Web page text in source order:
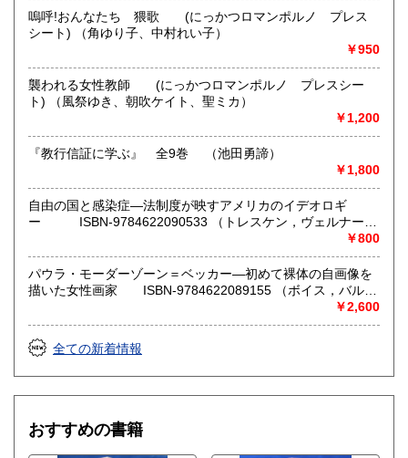
取り扱い分野
歴史、社会科学、美術工芸、趣味、サブカルチャー
嗚呼!おんなたち 猥歌 (にっかつロマンポルノ プレス
シート) （角ゆり子、中村れい子）
￥950
襲われる女性教師 (にっかつロマンポルノ プレスシー
ト) （風祭ゆき、朝吹ケイト、聖ミカ）
￥1,200
『教行信証に学ぶ』 全9巻 （池田勇諦）
￥1,800
自由の国と感染症―法制度が映すアメリカのイデオロギ
ー ISBN-9784622090533 （トレスケン，ヴェルナー
￥800
パウラ・モーダーゾーン＝ベッカー―初めて裸体の自画像を
描いた女性画家 ISBN-9784622089155 （ボイス，バルバ
￥2,600
全ての新着情報
おすすめの書籍